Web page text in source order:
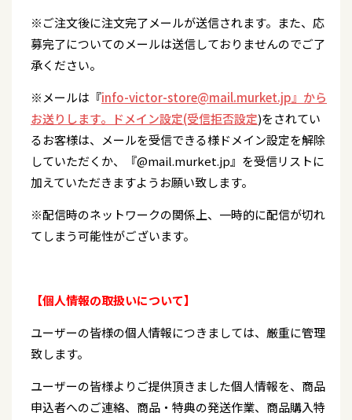
※ご注文後に注文完了メールが送信されます。また、応
募完了についてのメールは送信しておりませんのでご了
承ください。
※メールは『info-victor-store@mail.murket.jp』から
お送りします。ドメイン設定(受信拒否設定)をされてい
るお客様は、メールを受信できる様ドメイン設定を解除
していただくか、『@mail.murket.jp』を受信リストに
加えていただきますようお願い致します。
※配信時のネットワークの関係上、一時的に配信が切れ
てしまう可能性がございます。
【個人情報の取扱いについて】
ユーザーの皆様の個人情報につきましては、厳重に管理
致します。
ユーザーの皆様よりご提供頂きました個人情報を、商品
申込者へのご連絡、商品・特典の発送作業、商品購入特